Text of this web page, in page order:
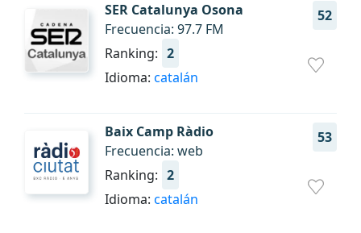
SER Catalunya Osona 52
Frecuencia: 97.7 FM
Ranking: 2
Idioma: catalán
Baix Camp Ràdio 53
Frecuencia: web
Ranking: 2
Idioma: catalán